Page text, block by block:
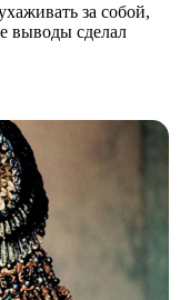
за собой,
выводы сделал